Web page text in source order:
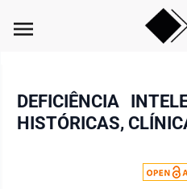
menu
DEFICIÊNCIA
HISTÓRICAS,